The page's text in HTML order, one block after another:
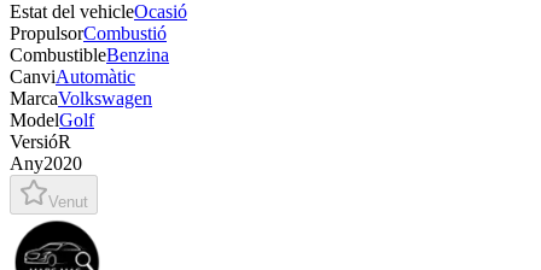
Estat del vehicleOcasió
PropulsorCombustió
CombustibleBenzina
CanviAutomàtic
MarcaVolkswagen
ModelGolf
VersióR
Any2020
Venut